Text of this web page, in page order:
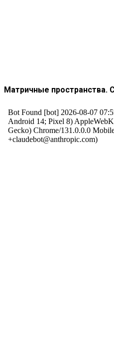
Матричные пространства.